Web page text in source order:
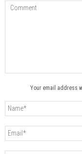
Your email address